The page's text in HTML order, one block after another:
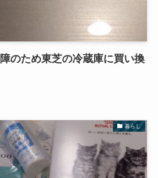
のため東芝の冷蔵庫に買い換
暮らし